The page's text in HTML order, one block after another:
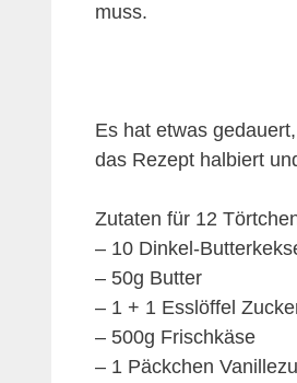
muss.
Es hat etwas
das Rezept halbiert
Zutaten für 12
– 10 Dinkel-
– 50g Butter
– 1 + 1 Esslöffel
– 500g Frischkäse
– 1 Päckchen